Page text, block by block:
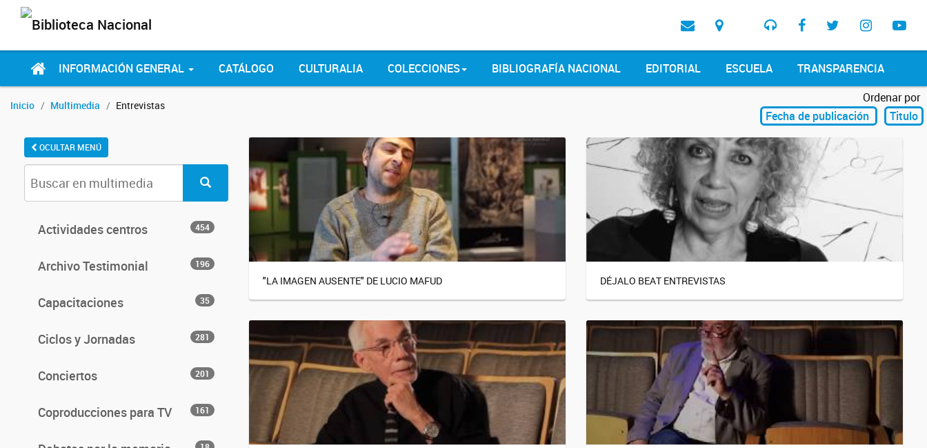
INFORMACIÓN GENERAL CATÁLOGO CULTURALIA COLECCIONES BIBLIOGRAFÍA NACIONAL EDITORIAL ESCUELA TRANSPARENCIA
Inicio Multimedia Entrevistas
Ordenar por
Fecha de publicación
Titulo
OCULTAR MENÚ
Actividades centros 454
Archivo Testimonial 196
Capacitaciones 35
Ciclos y Jornadas 281
Conciertos 201
Coproducciones para TV 161
"LA IMAGEN AUSENTE" DE LUCIO MAFUD DÉJALO BEAT ENTREVISTAS